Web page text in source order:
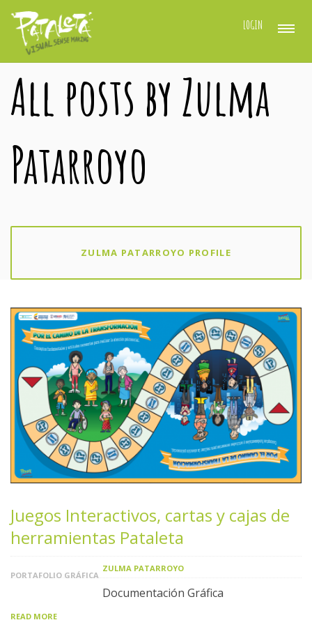
LOGIN
All posts by Zulma
Patarroyo
ZULMA PATARROYO PROFILE
Juegos Interactivos, cartas y cajas de
herramientas Pataleta
PORTAFOLIO GRÁFICA
ZULMA PATARROYO
Documentación Gráfica
READ MORE